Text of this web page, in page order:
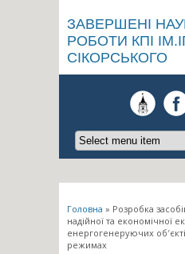
ЗАВЕРШЕНІ
РОБОТИ КПІ
СІКОРСЬКОГО
Ви є тут
Головна » Розробка
надійної та економічної
енергогенеруючих
режимах